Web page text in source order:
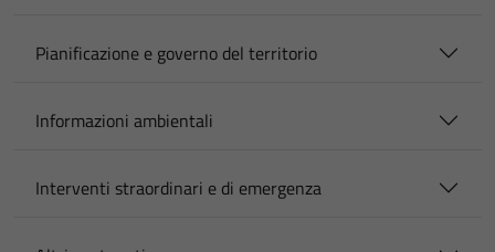
Pianificazione e governo del territorio
Informazioni ambientali
Interventi straordinari e di emergenza